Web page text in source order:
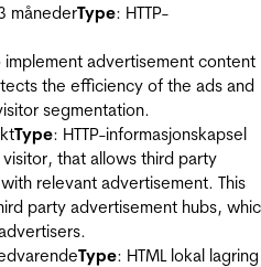
månederType: HTTP-
implement advertisement content
the efficiency of the ads and
segmentation.
Type: HTTP-informasjonskapsel
that allows third party
relevant advertisement. This
party advertisement hubs,
Type: HTML lokal lagring